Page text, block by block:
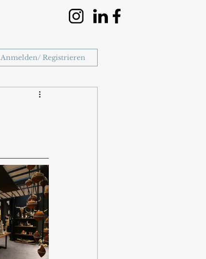
Anmelden/ Registrieren